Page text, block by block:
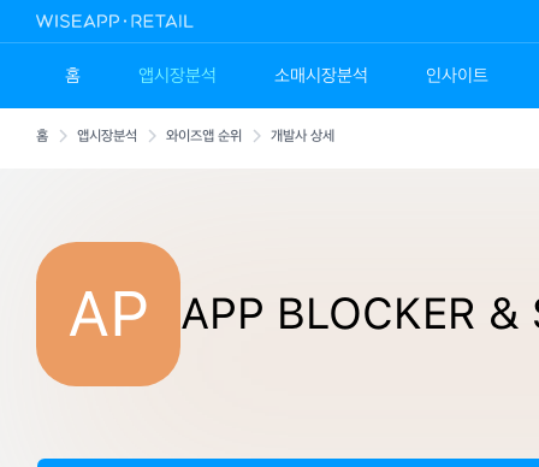
홈 앱시장분석 소매시장분석 인사이트
홈 앱시장분석 와이즈앱 순위 개발사 상세
AP APP BLOCKER